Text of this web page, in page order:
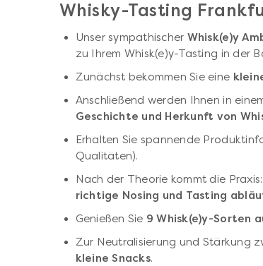
Whisky-Tasting
Unser sympathischer Whisk(e)y
zu Ihrem Whisk(e)y-Tasting in der
Zunächst bekommen Sie eine
Anschließend werden Ihnen in
Geschichte und Herkunft von
Erhalten Sie spannende
Qualitäten).
Nach der Theorie kommt die
richtige Nosing und Tasting
Genießen Sie 9 Whisk(e)y-Sorten
Zur Neutralisierung und Stärkung
kleine Snacks.